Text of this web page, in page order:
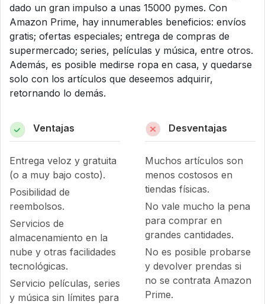
dado un gran impulso a unas 15000 pymes. Con
Amazon Prime, hay innumerables beneficios: envíos
gratis; ofertas especiales; entrega de compras de
supermercado; series, películas y música, entre otros.
Además, es posible medirse ropa en casa, y quedarse
solo con los artículos que deseemos adquirir,
retornando lo demás.
Ventajas
Entrega veloz y gratuita
(o a muy bajo costo).
Posibilidad de
reembolsos.
Servicios de
almacenamiento en la
nube y otras facilidades
tecnológicas.
Servicio películas, series
y música sin límites para
Desventajas
Muchos artículos son
menos costosos en
tiendas físicas.
No vale mucho la pena
para comprar en
grandes cantidades.
No es posible probarse
y devolver prendas si
no se contrata Amazon
Prime.